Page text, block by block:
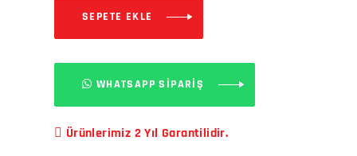
SEPETE EKLE
WHATSAPP SİPARİŞ
Ürünlerimiz 2 Yıl Garantilidir.